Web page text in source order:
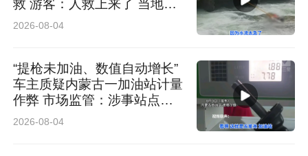
救 游客：人救上来了 当地回
应：完全按照救援标准
2026-08-04
“提枪未加油、数值自动增长”
车主质疑内蒙古一加油站计量
作弊 市场监管：涉事站点停
业 加油机封存送检
2026-08-04